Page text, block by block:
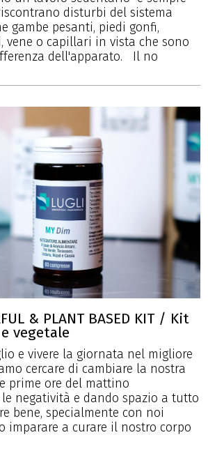
disturbi del sistema
gambe pesanti, piedi gonfi,
vene o capillari in vista che sono
dell'apparato. Il no
& PLANT BASED KIT / Kit
vegetale
e vivere la giornata nel migliore
cercare di cambiare la nostra
prime ore del mattino
negatività e dando spazio a tutto
bene, specialmente con noi
imparare a curare il nostro corpo